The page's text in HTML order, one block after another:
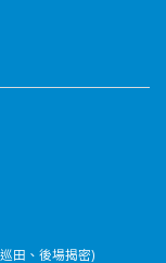
田、後場揭密)